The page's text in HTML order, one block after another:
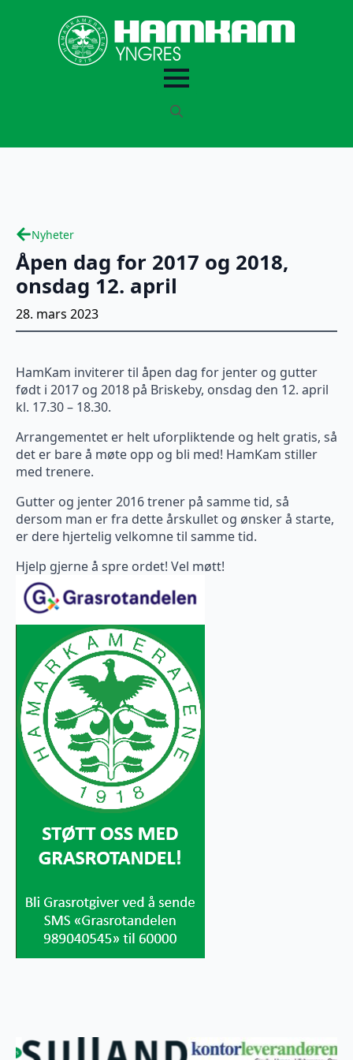
Nyheter
Åpen dag for 2017 og 2018,
onsdag 12. april
28. mars 2023
HamKam inviterer til åpen dag for jenter og gutter
født i 2017 og 2018 på Briskeby, onsdag den 12. april
kl. 17.30 – 18.30.
Arrangementet er helt uforpliktende og helt gratis, så
det er bare å møte opp og bli med! HamKam stiller
med trenere.
Gutter og jenter 2016 trener på samme tid, så
dersom man er fra dette årskullet og ønsker å starte,
er dere hjertelig velkomne til samme tid.
Hjelp gjerne å spre ordet! Vel møtt!